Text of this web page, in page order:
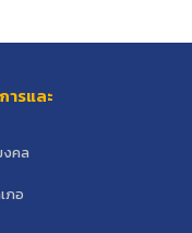
รและ
งคล
ภอ